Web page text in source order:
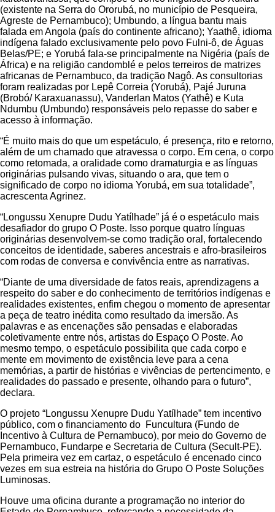
(existente na Serra do Ororubá, no município de Pesqueira,
Agreste de Pernambuco); Umbundo, a língua bantu mais
falada em Angola (país do continente africano); Yaathê, idioma
indígena falado exclusivamente pelo povo Fulni-ô, de Águas
Belas/PE; e Yorubá fala-se principalmente na Nigéria (país de
África) e na religião candomblé e pelos terreiros de matrizes
africanas de Pernambuco, da tradição Nagô. As consultorias
foram realizadas por Lepê Correia (Yorubá), Pajé Juruna
(Brobó/ Karaxuanassu), Vanderlan Matos (Yathê) e Kuta
Ndumbu (Umbundo) responsáveis pelo repasse do saber e
acesso à informação.
“É muito mais do que um espetáculo, é presença, rito e retorno,
além de um chamado que atravessa o corpo. Em cena, o corpo
como retomada, a oralidade como dramaturgia e as línguas
originárias pulsando vivas, situando o ara, que tem o
significado de corpo no idioma Yorubá, em sua totalidade”,
acrescenta Agrinez.
“Longussu Xenupre Dudu Yatílhade” já é o espetáculo mais
desafiador do grupo O Poste. Isso porque quatro línguas
originárias desenvolvem-se como tradição oral, fortalecendo
conceitos de identidade, saberes ancestrais e afro-brasileiros
com rodas de conversa e convivência entre as narrativas.
“Diante de uma diversidade de fatos reais, aprendizagens a
respeito do saber e do conhecimento de territórios indígenas e
realidades existentes, enfim chegou o momento de apresentar
a peça de teatro inédita como resultado da imersão. As
palavras e as encenações são pensadas e elaboradas
coletivamente entre nós, artistas do Espaço O Poste. Ao
mesmo tempo, o espetáculo possibilita que cada corpo e
mente em movimento de existência leve para a cena
memórias, a partir de histórias e vivências de pertencimento, e
realidades do passado e presente, olhando para o futuro”,
declara.
O projeto “Longussu Xenupre Dudu Yatílhade” tem incentivo
público, com o financiamento do Funcultura (Fundo de
Incentivo à Cultura de Pernambuco), por meio do Governo de
Pernambuco, Fundarpe e Secretaria de Cultura (Secult-PE).
Pela primeira vez em cartaz, o espetáculo é encenado cinco
vezes em sua estreia na história do Grupo O Poste Soluções
Luminosas.
Houve uma oficina durante a programação no interior do